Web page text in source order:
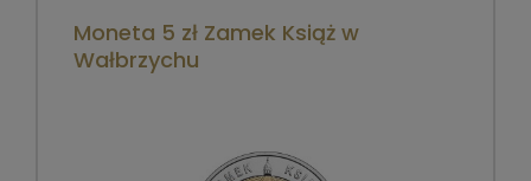
Moneta 5 zł Zamek Książ w
Wałbrzychu